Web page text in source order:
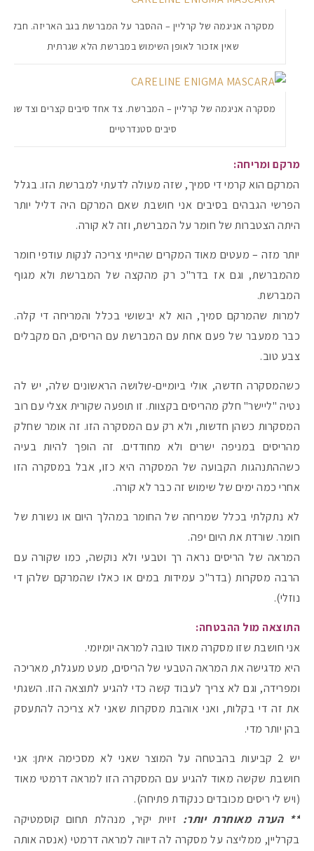
מסקרה אניגמה של קרליין – ההסבר על המברשת בגב האריזה. חבל
שאין אזכור לאופן השימוש במברשת הלא שגרתית
מסקרה אניגמה של קרליין – המברשת. צד אחד סיבים קצרים וצד שני
סיבים סטנדרטיים
מרקם ומריחה:
המרקם הוא קרמי די סמיך, שזה מעולה לדעתי למברשת הזו. בגלל
הפרשי הגבהים בסיבים אני חושבת שאם המרקם היה דליל יותר
היתה הצטברות של חומר על המברשת, וזה לא קורה.
יותר מזה – מעטים מאוד המקרים שהייתי צריכה לנקות עודפי חומר
מהמברשת, וגם אז בדר"כ רק מהקצה של המברשת ולא מגוף
המברשת.
למרות שהמרקם סמיך, הוא לא יבשושי בכלל והמריחה די קלה.
כבר ממעבר של פעם אחת עם המברשת עם הריסים, הם מקבלים
צבע טוב.
כשהמסקרה חדשה, אולי ביומיים-שלושה הראשונים שלה, יש לה
נטיה "ליישר" חלק מהריסים בקצוות. זו תופעה שקורית אצלי עם רוב
המסקרות כשהן חדשות, ולא רק עם המסקרה הזו. זה אומר שחלק
מהריסים במניפה ישרים ולא מחודדים. זה הופך להיות בעיה
כשההתנהגות הקבועה של המסקרה היא כזו, אבל במסקרה הזו
אחרי כמה ימים של שימוש זה כבר לא קורה.
לא נתקלתי בכלל שמריחה של החומר במהלך היום או נשורת של
חומר. שורדת את היום יפה.
המראה של הריסים נראה רך וטבעי ולא נוקשה, כמו שקורה עם
הרבה מסקרות (בדר"כ עמידות במים או כאלו שהמרקם שלהן די
נוזלי).
התוצאה מול ההבטחה:
אני חושבת שזו מסקרה מאוד טובה למראה יומיומי.
היא מדגישה את המראה הטבעי של הריסים, מעט מעגלת, מאריכה
ומפרידה, וגם לא צריך לעבוד קשה כדי להגיע לתוצאה הזו. השגתי
את זה די בקלות, ואני אוהבת מסקרות שאני לא צריכה להתעסק
בהן יותר מדי.
יש 2 קביעות בהבטחה על המוצר שאני לא מסכימה איתן: אני
חושבת שקשה מאוד להגיע עם המסקרה הזו למראה דרמטי מאוד
(ויש לי ריסים מכובדים כנקודת פתיחה).
** הערה מאוחרת יותר: זיוית יקיר, מנהלת תחום קוסמטיקה
בקרליין, ממליצה על מסקרה לה דיווה למראה דרמטי (אנסה אותה